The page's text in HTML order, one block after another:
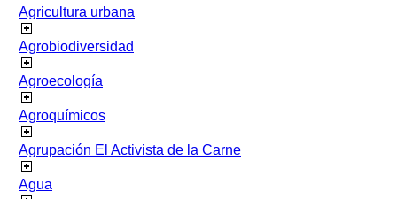
Agricultura urbana
Agrobiodiversidad
Agroecología
Agroquímicos
Agrupación El Activista de la Carne
Agua